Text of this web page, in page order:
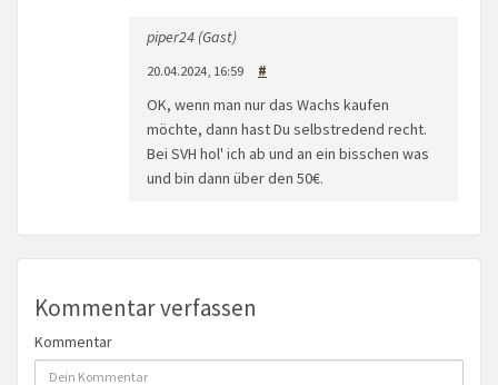
piper24 (Gast)
20.04.2024, 16:59 #
OK, wenn man nur das Wachs kaufen
möchte, dann hast Du selbstredend recht.
Bei SVH hol' ich ab und an ein bisschen was
und bin dann über den 50€.
Kommentar verfassen
Kommentar